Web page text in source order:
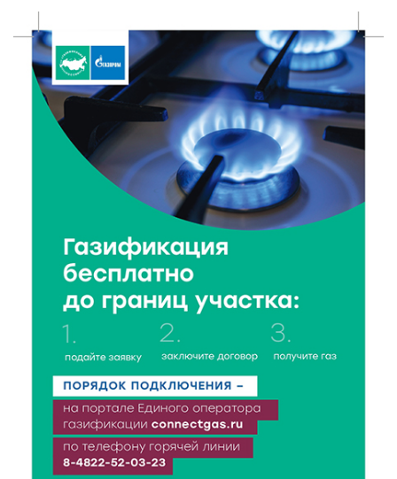
7 Авг 2026 14:02
Владимир Васильев получил удостоверение
кандидата в депутаты Госдумы IX созыва
7 Авг 2026 13:32 122
В Старице состоится бесплатный фестиваль
7 Авг 2026 13:02 151
Как уберечься от клещей: рекомендации
Роспотребнадзора и текущая статистика
7 Авг 2026 12:36 188
От танцев до спорта: в Твери на семи площадках
пройдут праздничные мероприятия
7 Авг 2026 12:32 133
Маткапитал в деле: свыше 1900 тверских семей